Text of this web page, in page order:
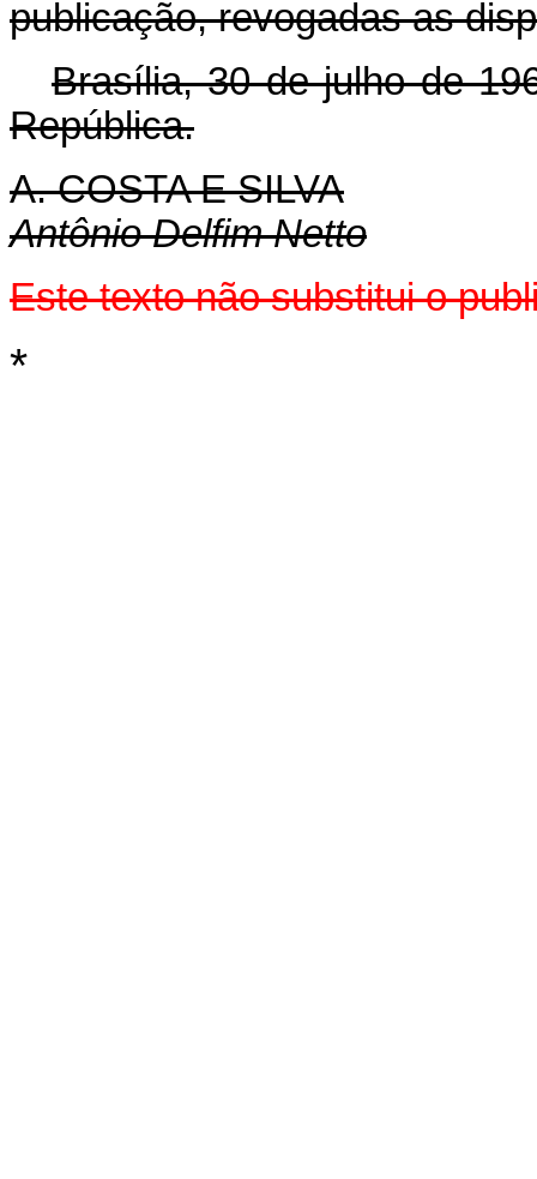
publicação, revogadas as
Brasília, 30 de julho de
República.
A. COSTA E SILVA
Antônio Delfim Netto
Este texto não substitui o
*